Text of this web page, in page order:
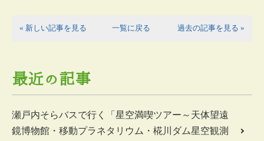
« 新しい記事を見る 一覧に戻る 過去の記事を見る »
最近の記事
瀬戸内そらバスで行く「星空満喫ツアー～天体望遠
鏡博物館・移動プラネタリウム・椛川ダム星空観測